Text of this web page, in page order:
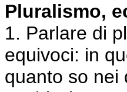
Pluralismo,
1. Parlare di
equivoci: in
quanto so nei